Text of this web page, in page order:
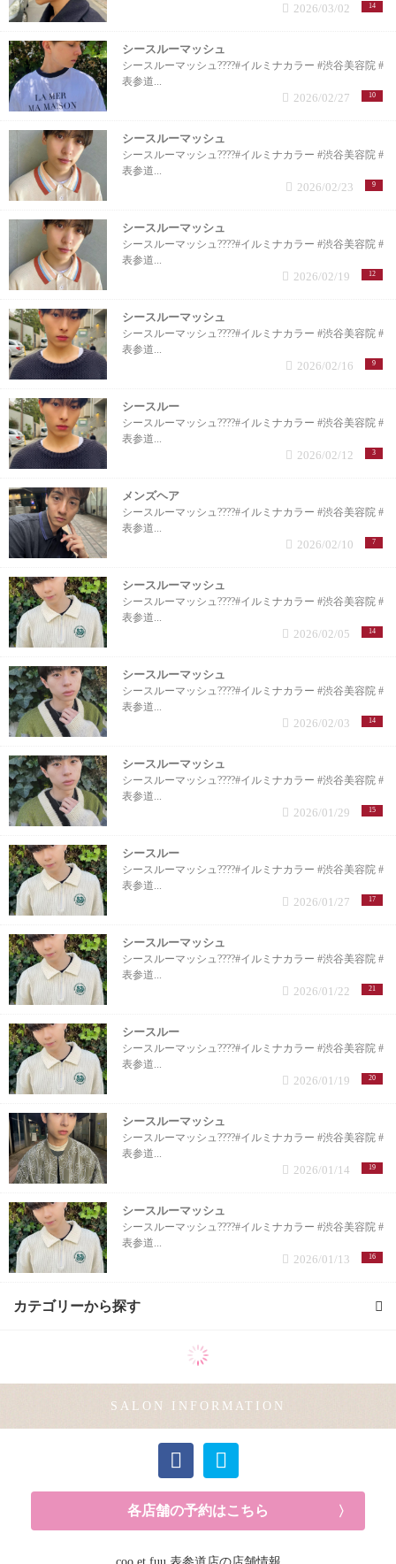
14
2026/03/02
シースルーマッシュ
シースルーマッシュ????#イルミナカラー #渋谷美容院 #
表参道...
10
2026/02/27
シースルーマッシュ
シースルーマッシュ????#イルミナカラー #渋谷美容院 #
表参道...
9
2026/02/23
シースルーマッシュ
シースルーマッシュ????#イルミナカラー #渋谷美容院 #
表参道...
12
2026/02/19
シースルーマッシュ
シースルーマッシュ????#イルミナカラー #渋谷美容院 #
表参道...
9
2026/02/16
シースルー
シースルーマッシュ????#イルミナカラー #渋谷美容院 #
表参道...
3
2026/02/12
メンズヘア
シースルーマッシュ????#イルミナカラー #渋谷美容院 #
表参道...
7
2026/02/10
シースルーマッシュ
シースルーマッシュ????#イルミナカラー #渋谷美容院 #
表参道...
14
2026/02/05
シースルーマッシュ
シースルーマッシュ????#イルミナカラー #渋谷美容院 #
表参道...
14
2026/02/03
シースルーマッシュ
シースルーマッシュ????#イルミナカラー #渋谷美容院 #
表参道...
15
2026/01/29
シースルー
シースルーマッシュ????#イルミナカラー #渋谷美容院 #
表参道...
17
2026/01/27
シースルーマッシュ
シースルーマッシュ????#イルミナカラー #渋谷美容院 #
表参道...
21
2026/01/22
シースルー
シースルーマッシュ????#イルミナカラー #渋谷美容院 #
表参道...
20
2026/01/19
シースルーマッシュ
シースルーマッシュ????#イルミナカラー #渋谷美容院 #
表参道...
19
2026/01/14
シースルーマッシュ
シースルーマッシュ????#イルミナカラー #渋谷美容院 #
表参道...
16
2026/01/13
カテゴリーから探す
SALON INFORMATION
各店舗の予約はこちら